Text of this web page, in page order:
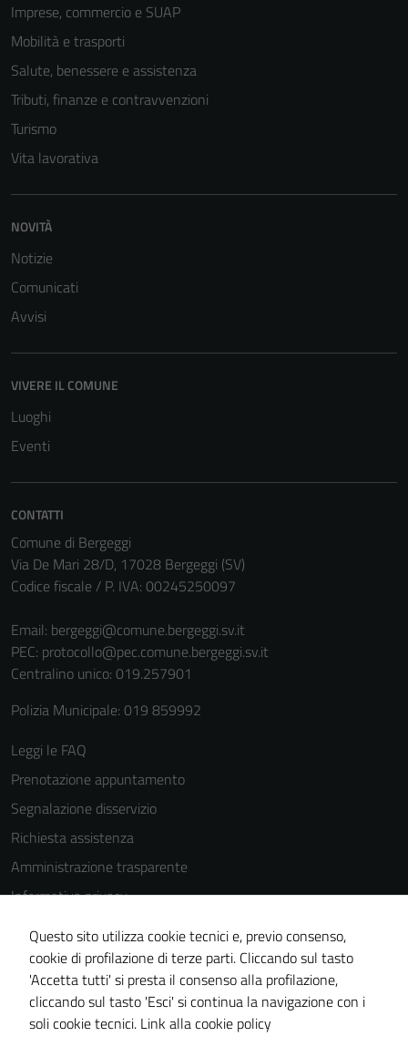
Imprese, commercio e SUAP
Mobilità e trasporti
Salute, benessere e assistenza
Tributi, finanze e contravvenzioni
Turismo
Vita lavorativa
NOVITÀ
Notizie
Comunicati
Avvisi
VIVERE IL COMUNE
Luoghi
Eventi
CONTATTI
Comune di Bergeggi
Via De Mari 28/D, 17028 Bergeggi (SV)
Codice fiscale / P. IVA: 00245250097
Email: bergeggi@comune.bergeggi.sv.it
PEC: protocollo@pec.comune.bergeggi.sv.it
Centralino unico: 019.257901
Polizia Municipale: 019 859992
Leggi le FAQ
Prenotazione appuntamento
Segnalazione disservizio
Richiesta assistenza
Amministrazione trasparente
Informativa privacy
Cookie Policy
Note legali
Dichiarazione di accessibilità
Piano di miglioramento del sito
Questo sito utilizza cookie tecnici e, previo consenso,
cookie di profilazione di terze parti. Cliccando sul tasto
'Accetta tutti' si presta il consenso alla profilazione,
cliccando sul tasto 'Esci' si continua la navigazione con i
soli cookie tecnici. Link alla cookie policy